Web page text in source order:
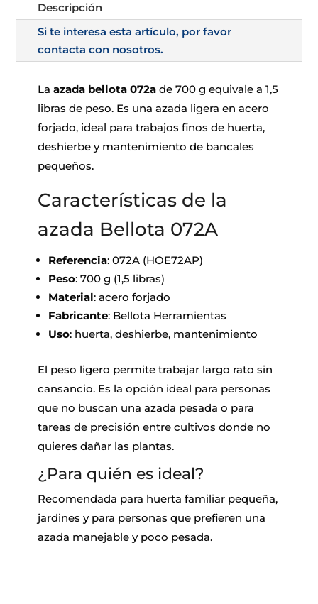
Descripción
Si te interesa esta artículo, por favor
contacta con nosotros.
Laazada bellota 072a de 700 g equivale a 1,5
libras de peso. Es una azada ligera en acero
forjado, ideal para trabajos finos de huerta,
deshierbe y mantenimiento de bancales
pequeños.
Características de la
azada Bellota 072A
Referencia: 072A (HOE72AP)
Peso: 700 g (1,5 libras)
Material: acero forjado
Fabricante: Bellota Herramientas
Uso: huerta, deshierbe, mantenimiento
El peso ligero permite trabajar largo rato sin
cansancio. Es la opción ideal para personas
que no buscan una azada pesada o para
tareas de precisión entre cultivos donde no
quieres dañar las plantas.
¿Para quién es ideal?
Recomendada para huerta familiar pequeña,
jardines y para personas que prefieren una
azada manejable y poco pesada.